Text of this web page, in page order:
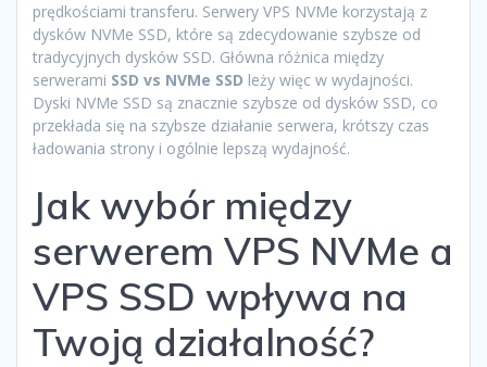
prędkościami transferu. Serwery VPS NVMe korzystają z
dysków NVMe SSD, które są zdecydowanie szybsze od
tradycyjnych dysków SSD. Główna różnica między
serwerami SSD vs NVMe SSD leży więc w wydajności.
Dyski NVMe SSD są znacznie szybsze od dysków SSD, co
przekłada się na szybsze działanie serwera, krótszy czas
ładowania strony i ogólnie lepszą wydajność.
Jak wybór między
serwerem VPS NVMe a
VPS SSD wpływa na
Twoją działalność?